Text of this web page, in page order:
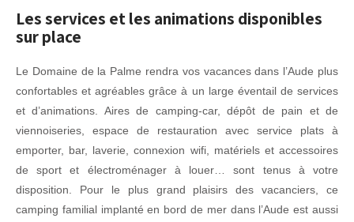
Les services et les animations disponibles
sur place
Le Domaine de la Palme rendra vos vacances dans l’Aude plus
confortables et agréables grâce à un large éventail de services
et d’animations. Aires de camping-car, dépôt de pain et de
viennoiseries, espace de restauration avec service plats à
emporter, bar, laverie, connexion wifi, matériels et accessoires
de sport et électroménager à louer… sont tenus à votre
disposition. Pour le plus grand plaisirs des vacanciers, ce
camping familial implanté en bord de mer dans l’Aude est aussi